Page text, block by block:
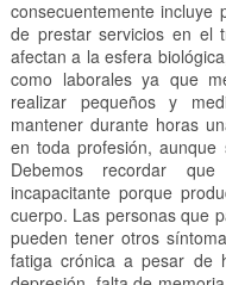
consecuentemente
de prestar servicios en el
afectan a la esfera
como laborales ya que
realizar pequeños y
mantener durante horas
en toda profesión,
Debemos recordar
incapacitante porque
cuerpo. Las personas que
pueden tener otros
fatiga crónica a pesar de